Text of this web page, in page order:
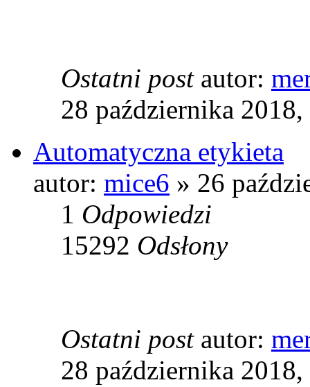
Ostatni post autor:
28 października
Automatyczna etykieta
autor: mice6 » 26
1 Odpowiedzi
15292 Odsłony
Ostatni post autor:
28 października